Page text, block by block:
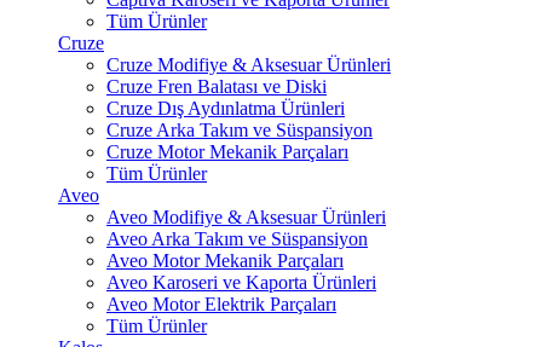
Tüm Ürünler
Cruze
Cruze Modifiye & Aksesuar Ürünleri
Cruze Fren Balatası ve Diski
Cruze Dış Aydınlatma Ürünleri
Cruze Arka Takım ve Süspansiyon
Cruze Motor Mekanik Parçaları
Tüm Ürünler
Aveo
Aveo Modifiye & Aksesuar Ürünleri
Aveo Arka Takım ve Süspansiyon
Aveo Motor Mekanik Parçaları
Aveo Karoseri ve Kaporta Ürünleri
Aveo Motor Elektrik Parçaları
Tüm Ürünler